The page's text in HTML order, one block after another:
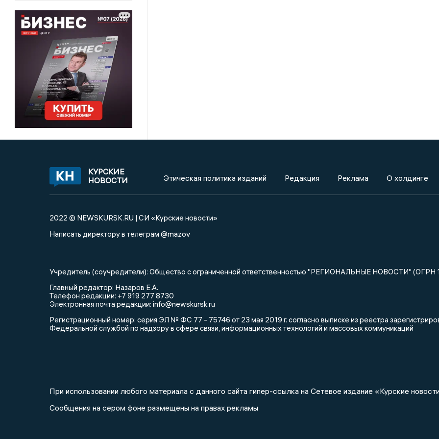
КУРСКИЕ
НОВОСТИ
Этическая политика изданий Редакция Реклама О холдинге
2022 © NEWSKURSK.RU | СИ «Курские новости»
Написать директору в телеграм @mazov
Учредитель (соучредители): Общество с ограниченной ответственностью "РЕГИОНАЛЬНЫЕ НОВОСТИ" (ОГРН
Главный редактор: Назаров Е.А.
Телефон редакции: +7 919 277 8730
Электронная почта редакции: info@newskursk.ru
Регистрационный номер: серия ЭЛ № ФС 77 - 75746 от 23 мая 2019 г. согласно выписке из реестра
Федеральной службой по надзору в сфере связи, информационных технологий и массовых коммуникаций
При использовании любого материала с данного сайта гипер-ссылка на Сетевое издание «Курские
Сообщения на сером фоне размещены на правах рекламы